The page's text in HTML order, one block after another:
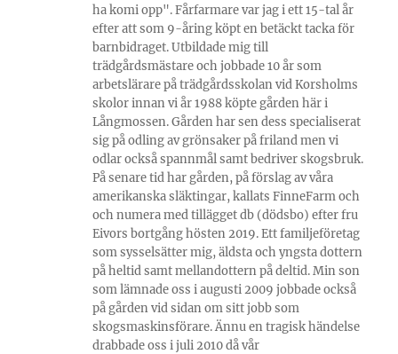
ha komi opp". Fårfarmare var jag i ett 15-tal år
efter att som 9-åring köpt en betäckt tacka för
barnbidraget. Utbildade mig till
trädgårdsmästare och jobbade 10 år som
arbetslärare på trädgårdsskolan vid Korsholms
skolor innan vi år 1988 köpte gården här i
Långmossen. Gården har sen dess specialiserat
sig på odling av grönsaker på friland men vi
odlar också spannmål samt bedriver skogsbruk.
På senare tid har gården, på förslag av våra
amerikanska släktingar, kallats FinneFarm och
och numera med tillägget db (dödsbo) efter fru
Eivors bortgång hösten 2019. Ett familjeföretag
som sysselsätter mig, äldsta och yngsta dottern
på heltid samt mellandottern på deltid. Min son
som lämnade oss i augusti 2009 jobbade också
på gården vid sidan om sitt jobb som
skogsmaskinsförare. Ännu en tragisk händelse
drabbade oss i juli 2010 då vår